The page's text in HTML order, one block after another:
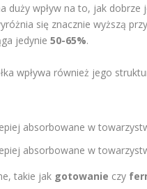
duży wpływ na to, jak dobrze
się znacznie wyższą
jedynie50-65%.
wpływa również jego
absorbowane w
absorbowane w
takie jak gotowanie czy